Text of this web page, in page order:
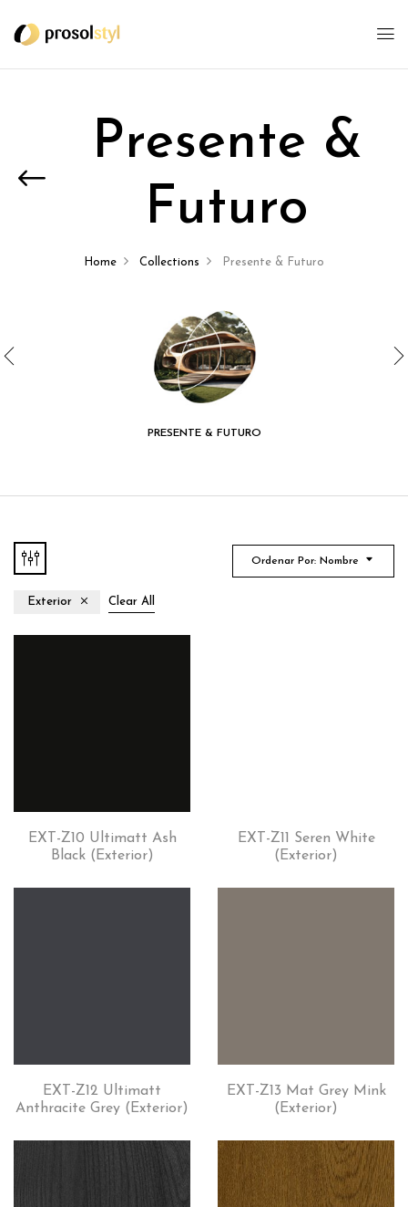
Presente &
Futuro
Home Collections Presente & Futuro
PRESENTE & FUTURO
Ordenar Por: Nombre
Exterior Clear All
EXT-Z10 Ultimatt Ash
Black (Exterior)
EXT-Z11 Seren White
(Exterior)
EXT-Z12 Ultimatt
Anthracite Grey (Exterior)
EXT-Z13 Mat Grey Mink
(Exterior)